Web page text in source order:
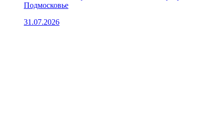
Подмосковье
31.07.2026